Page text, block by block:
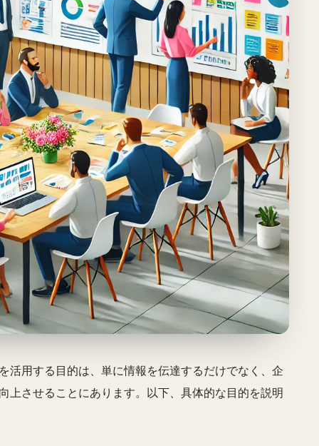
活用する目的は、単に情報を伝達するだけでなく、企
上させることにあります。以下、具体的な目的を説明